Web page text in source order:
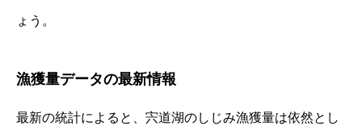
ょう。
漁獲量データの最新情報
最新の統計によると、宍道湖のしじみ漁獲量は依然とし